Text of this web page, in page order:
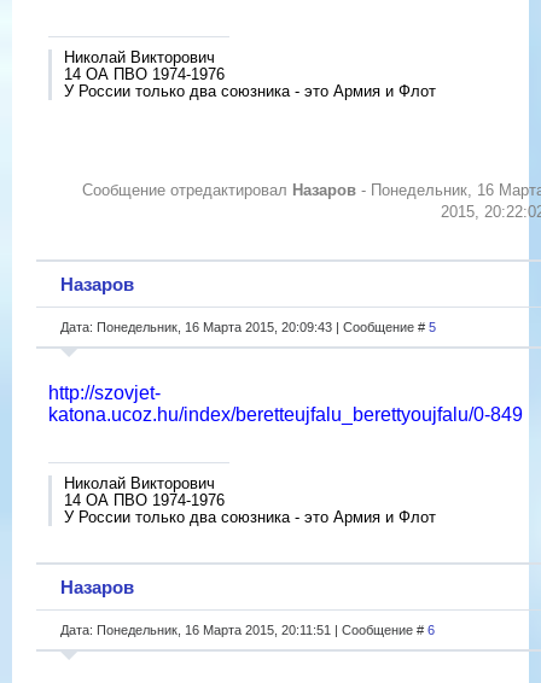
Николай Викторович
14 ОА ПВО 1974-1976
У России только два союзника - это Армия и Флот
Сообщение отредактировал Назаров - Понедельник, 16
2015,
Назаров
Дата: Понедельник, 16 Марта 2015, 20:09:43 | Сообщение # 5
http://szovjet-
katona.ucoz.hu/index/beretteujfalu_berettyoujfalu/0-849
Николай Викторович
14 ОА ПВО 1974-1976
У России только два союзника - это Армия и Флот
Назаров
Дата: Понедельник, 16 Марта 2015, 20:11:51 | Сообщение # 6